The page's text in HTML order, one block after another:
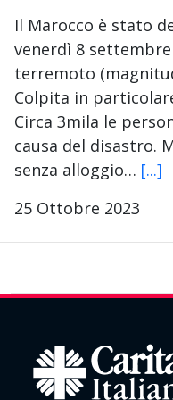
Il Marocco è stato
venerdì 8
terremoto
Colpita in
Circa 3mila le
causa del disastro.
senza alloggio… [...]
25 Ottobre 2023